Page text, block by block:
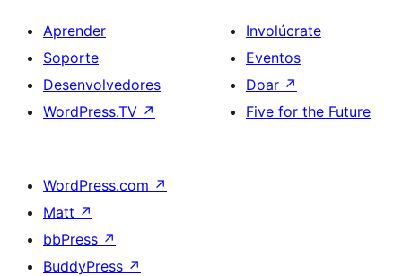
Aprender
Soporte
Desenvolvedores
WordPress.TV ↗
Involúcrate
Eventos
Doar ↗
Five for the Future
WordPress.com ↗
Matt ↗
bbPress ↗
BuddyPress ↗